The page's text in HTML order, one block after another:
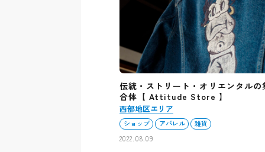
伝統・ストリート・オリエンタルの
合体【 Attitude Store 】
西部地区エリア
ショップ アパレル
雑貨
2022.08.09